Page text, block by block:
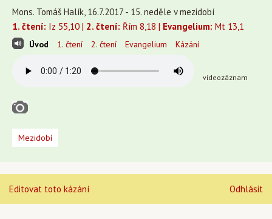
Mons. Tomáš Halík, 16.7.2017 - 15. neděle v mezidobí
1. čtení: Iz 55,10 | 2. čtení: Řím 8,18 | Evangelium: Mt 13,1
Úvod 1. čtení 2. čtení Evangelium Kázání
videozáznam
Mezidobí
Editovat toto kázání Odhlásit